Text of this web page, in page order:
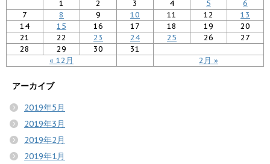
« 12月 2月 »
1 2 3 4 5
6
7
8 9 10 11 12
13
14
15 16 17 18 19
20
21
22 23 24 25 26
27
28
29 30 31
アーカイブ
2019年5月
2019年3月
2019年2月
2019年1月